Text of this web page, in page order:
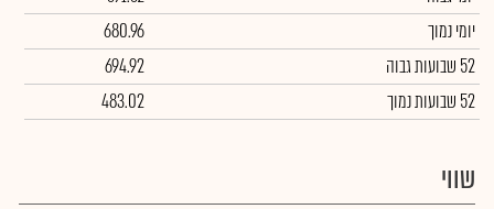
יומי נמוך
680.96
52 שבועות גבוה
694.92
52 שבועות נמוך
483.02
שווי